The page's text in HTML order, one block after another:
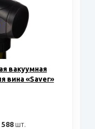
вакуумная
вина «Saver»
588шт.